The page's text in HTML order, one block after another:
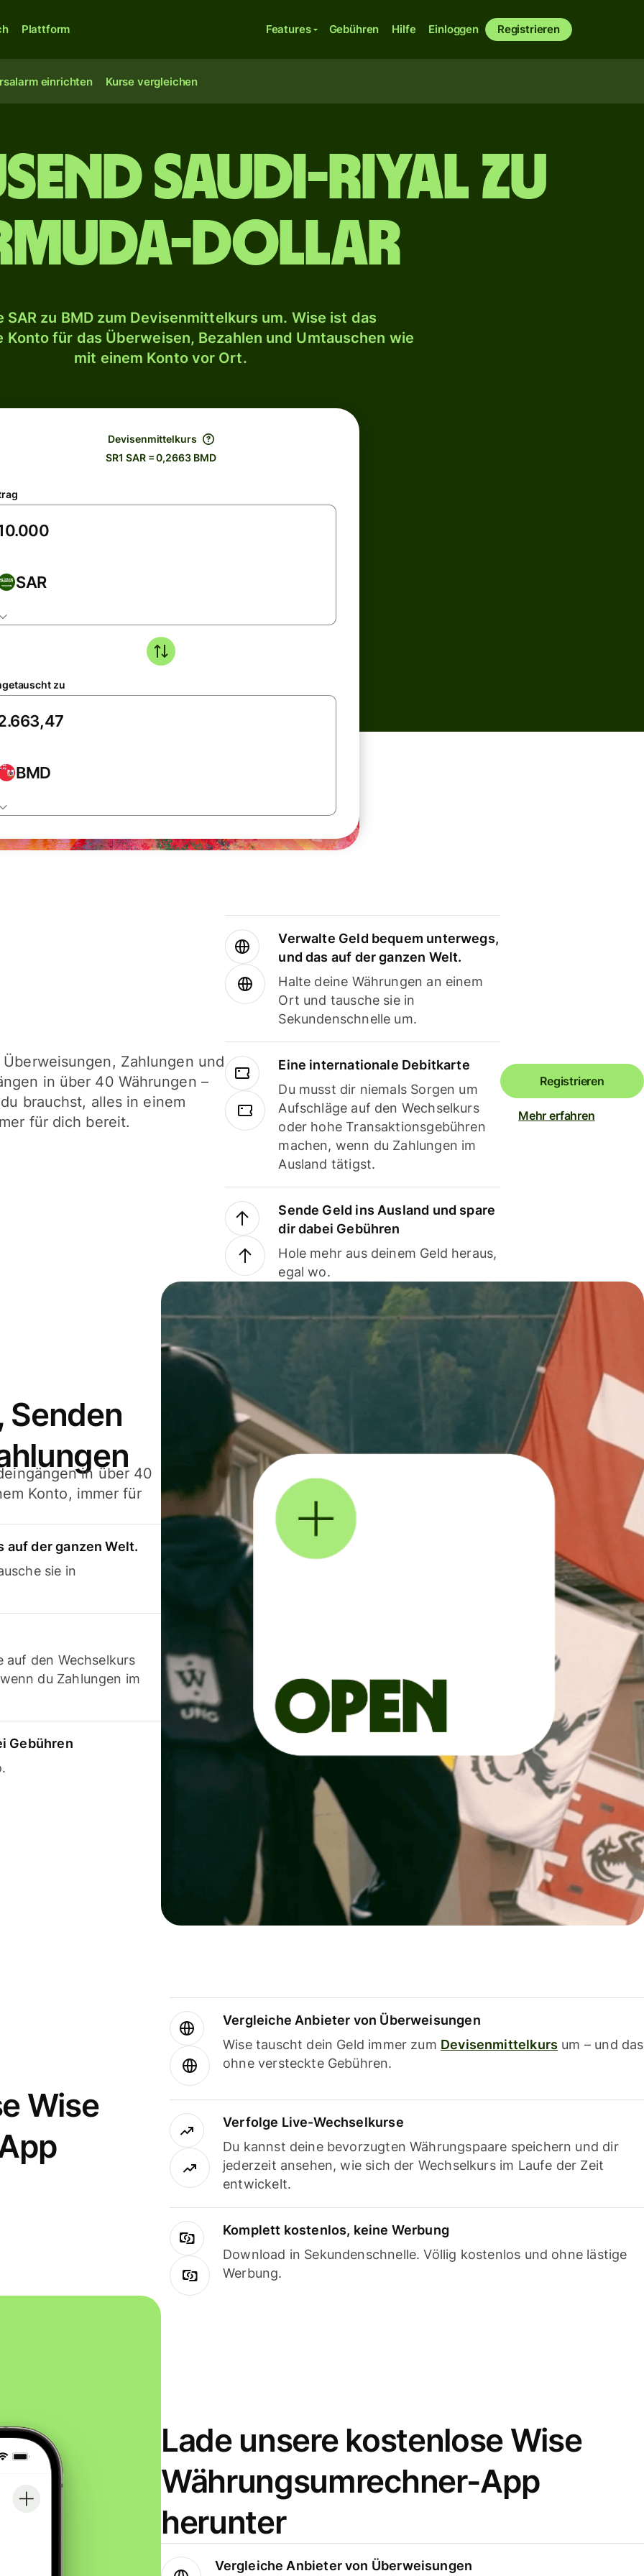
Plattform Features Gebühren Hilfe Einloggen Registrieren
einrichten Kurse vergleichen
Saudi-Riyal zu
Dollar
SAR zu BMD zum Devisenmittelkurs um. Wise ist das
Konto für das Überweisen, Bezahlen und Umtauschen wie
mit einem Konto vor Ort.
Devisenmittelkurs
SR1 SAR = 0,2663 BMD
SAR
zu
BMD
Zahlungen und
in über 40 Währungen –
brauchst, alles in einem
für dich bereit.
Verwalte Geld bequem unterwegs,
und das auf der ganzen Welt.
Halte deine Währungen an einem
Ort und tausche sie in
Sekundenschnelle um.
Eine internationale Debitkarte
Du musst dir niemals Sorgen um
Aufschläge auf den Wechselkurs
oder hohe Transaktionsgebühren
machen, wenn du Zahlungen im
Ausland tätigst.
Sende Geld ins Ausland und spare
dir dabei Gebühren
Hole mehr aus deinem Geld heraus,
egal wo.
Registrieren
Mehr erfahren
Senden
in über 40
Konto, immer für
auf der ganzen Welt.
sie in
auf den Wechselkurs
du Zahlungen im
Gebühren
Wise
Vergleiche Anbieter von Überweisungen
Wise tauscht dein Geld immer zum Devisenmittelkurs um – und das
ohne versteckte Gebühren.
Verfolge Live-Wechselkurse
Du kannst deine bevorzugten Währungspaare speichern und dir
jederzeit ansehen, wie sich der Wechselkurs im Laufe der Zeit
entwickelt.
Komplett kostenlos, keine Werbung
Download in Sekundenschnelle. Völlig kostenlos und ohne lästige
Werbung.
Lade unsere kostenlose Wise
Währungsumrechner-App
herunter
Vergleiche Anbieter von Überweisungen